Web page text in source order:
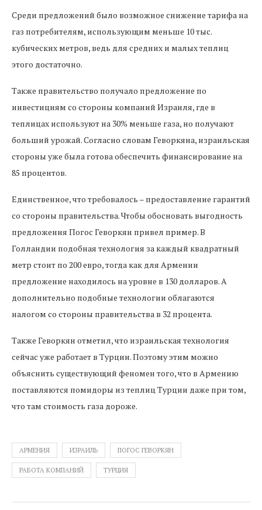
Среди предложений было возможное снижение тарифа на
газ потребителям, использующим меньше 10 тыс.
кубических метров, ведь для средних и малых теплиц
этого достаточно.
Также правительство получало предложение по
инвестициям со стороны компаний Израиля, где в
теплицах используют на 30% меньше газа, но получают
больший урожай. Согласно словам Геворкяна, израильская
стороны уже была готова обеспечить финансирование на
85 процентов.
Единственное, что требовалось – предоставление гарантий
со стороны правительства. Чтобы обосновать выгодность
предложения Погос Геворкян привел пример. В
Голландии подобная технология за каждый квадратный
метр стоит по 200 евро, тогда как для Армении
предложение находилось на уровне в 130 долларов. А
дополнительно подобные технологии облагаются
налогом со стороны правительства в 32 процента.
Также Геворкян отметил, что израильская технология
сейчас уже работает в Турции. Поэтому этим можно
объяснить существующий феномен того, что в Армению
поставляются помидоры из теплиц Турции даже при том,
что там стоимость газа дороже.
АРМЕНИЯ ИЗРАИЛЬ ПОГОС ГЕВОРКЯН
РАБОТА КОМПАНИЙ ТУРЦИЯ